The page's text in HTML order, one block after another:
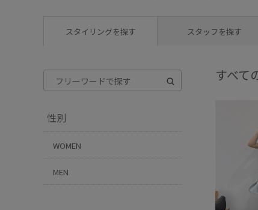
スタイリングを探す スタッフを探す
性別
WOMEN
MEN
すべて